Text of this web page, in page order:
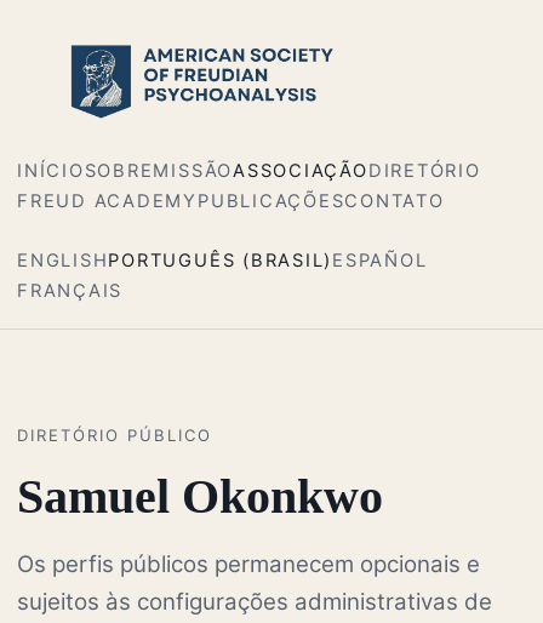
INÍCIOSOBREMISSÃOASSOCIAÇÃODIRETÓRIO
FREUD ACADEMY PUBLICAÇÕESCONTATO
ENGLISHPORTUGUÊS (BRASIL) ESPAÑOL
FRANÇAIS
DIRETÓRIO PÚBLICO
Samuel Okonkwo
Os perfis públicos permanecem opcionais e
sujeitos às configurações administrativas de